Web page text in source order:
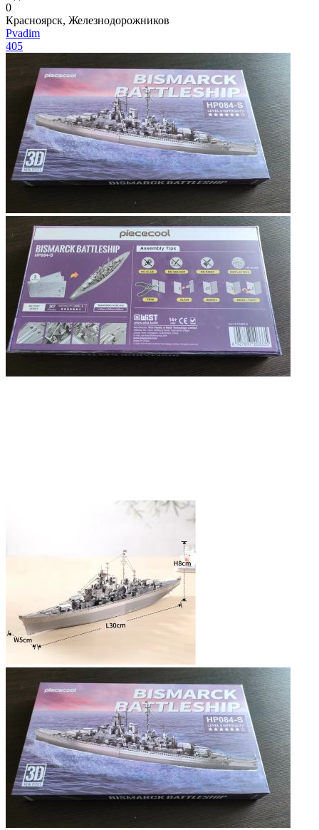
0
Красноярск, Железнодорожников
Pvadim
405